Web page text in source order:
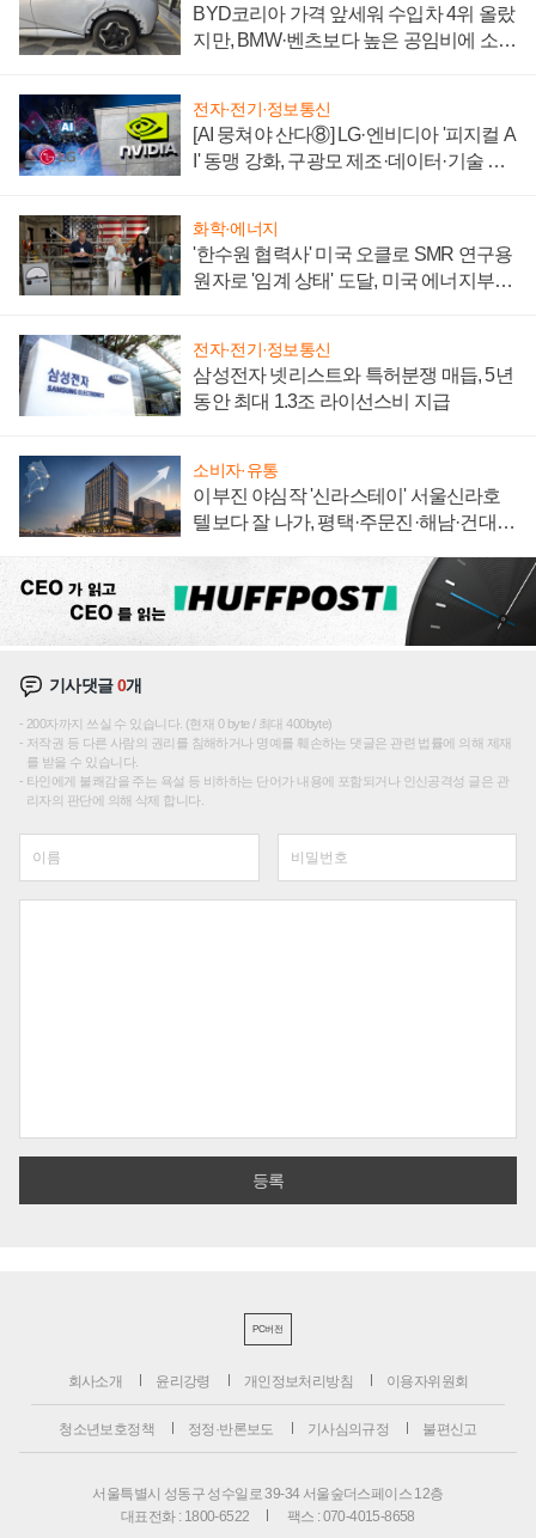
BYD코리아 가격 앞세워 수입차 4위 올랐
지만, BMW·벤츠보다 높은 공임비에 소비
전자·전기·정보통신
[AI 뭉쳐야 산다⑧] LG·엔비디아 '피지컬 A
I' 동맹 강화, 구광모 제조·데이터·기술 결
화학·에너지
'한수원 협력사' 미국 오클로 SMR 연구용
원자로 '임계 상태' 도달, 미국 에너지부
전자·전기·정보통신
삼성전자 넷리스트와 특허분쟁 매듭, 5년
동안 최대 1.3조 라이선스비 지급
소비자·유통
이부진 야심작 '신라스테이' 서울신라호
텔보다 잘 나가, 평택·주문진·해남·건대로
기사댓글0개
200자까지 쓰실 수 있습니다. (현재 0 byte / 최대 400byte)
저작권 등 다른 사람의 권리를 침해하거나 명예를 훼손하는 댓글은 관련 법률에 의해 제재
를 받을 수 있습니다.
타인에게 불쾌감을 주는 욕설 등 비하하는 단어가 내용에 포함되거나 인신공격성 글은 관
리자의 판단에 의해 삭제 합니다.
PC버전
회사소개 윤리강령 개인정보처리방침 이용자위원회
청소년보호정책 정정·반론보도 기사심의규정 불편신고
서울특별시 성동구 성수일로 39-34 서울숲더스페이스 12층
대표전화 : 1800-6522
팩스 : 070-4015-8658